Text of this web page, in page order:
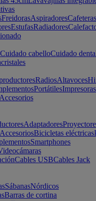
FreidorasAspiradoresCafeteras
EstufasRadiadores
Cuidado cabelloCuidado
RadiosAltavoces
PortátilesImpresoras
Accesorios
Adaptadores
AccesoriosBicicletas eléctricas
Smartphones
Cables USBCables Jack
SábanasNórdicos
Barras de cortina